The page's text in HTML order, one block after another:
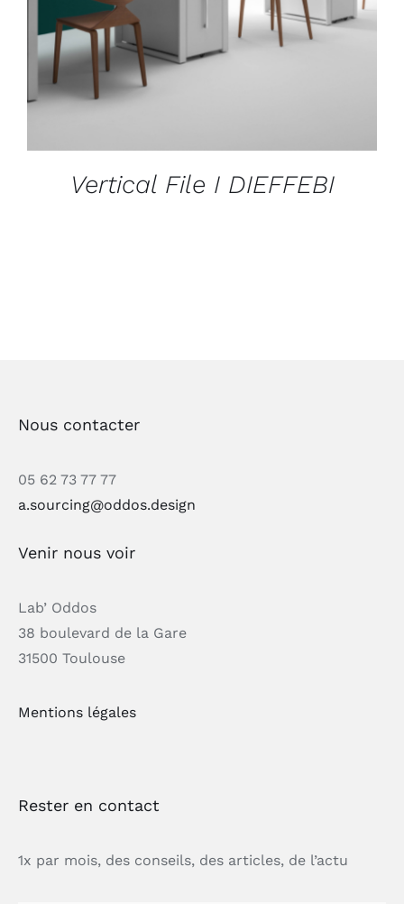
Vertical File I DIEFFEBI
Nous contacter
05 62 73 77 77
a.sourcing@oddos.design
Venir nous voir
Lab’ Oddos
38 boulevard de la Gare
31500 Toulouse
Mentions légales
Rester en contact
1x par mois, des conseils, des articles, de l’actu